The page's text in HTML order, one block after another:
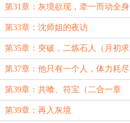
第31章：灰境欲现，牵一而动全身
（月底求月票）
第33章：沈师姐的夜访
第35章：突破，二炼石人（月初求
月票）
第37章：他只有一个人，体力耗尽
前，未必能杀了我们这么多人！
第39章：共喰、符宝（二合一章
节）
第39章：再入灰境